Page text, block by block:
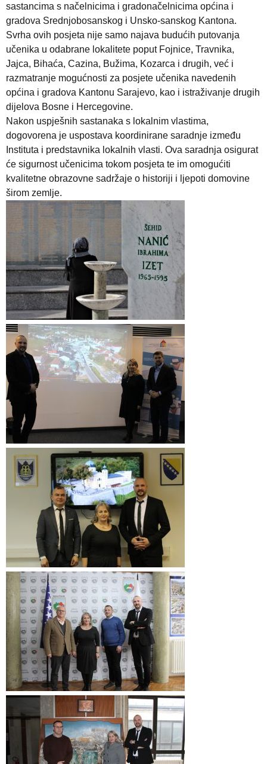
sastancima s načelnicima i gradonačelnicima općina i
gradova Srednjobosanskog i Unsko-sanskog Kantona.
Svrha ovih posjeta nije samo najava budućih putovanja
učenika u odabrane lokalitete poput Fojnice, Travnika,
Jajca, Bihaća, Cazina, Bužima, Kozarca i drugih, već i
razmatranje mogućnosti za posjete učenika navedenih
općina i gradova Kantonu Sarajevo, kao i istraživanje drugih
dijelova Bosne i Hercegovine.
Nakon uspješnih sastanaka s lokalnim vlastima,
dogovorena je uspostava koordinirane saradnje između
Instituta i predstavnika lokalnih vlasti. Ova saradnja osigurat
će sigurnost učenicima tokom posjeta te im omogućiti
kvalitetne obrazovne sadržaje o historiji i ljepoti domovine
širom zemlje.